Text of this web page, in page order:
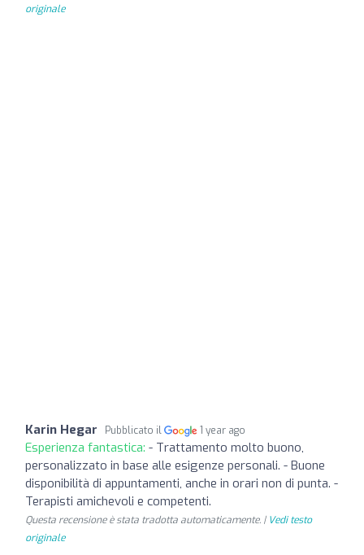
originale
Karin Hegar Pubblicato il 1 year ago
Esperienza fantastica: - Trattamento molto buono,
personalizzato in base alle esigenze personali. - Buone
disponibilità di appuntamenti, anche in orari non di punta. -
Terapisti amichevoli e competenti.
Questa recensione è stata tradotta automaticamente. | Vedi testo
originale